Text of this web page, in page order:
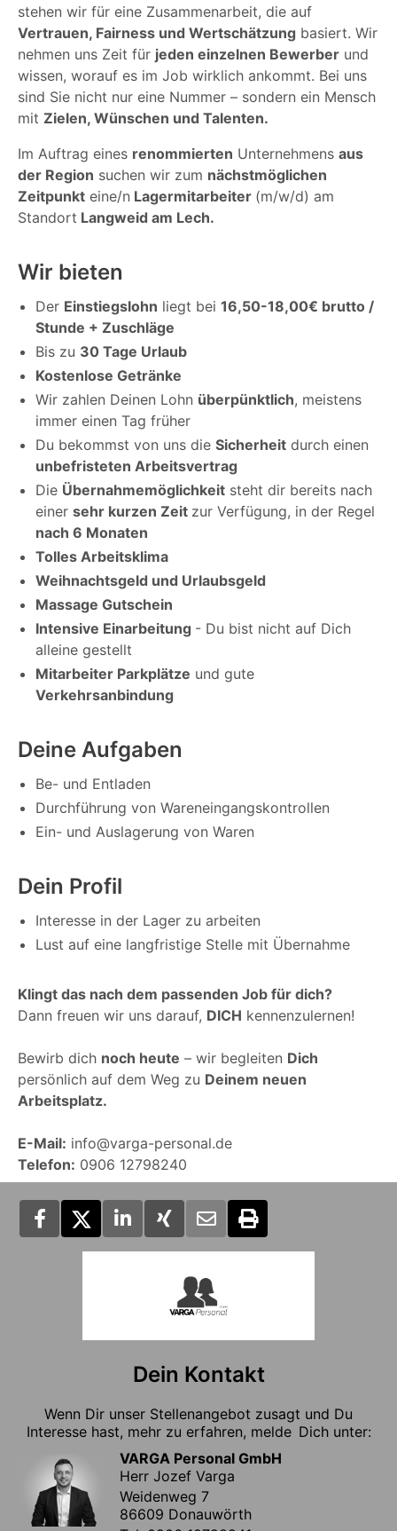
stehen wir für eine Zusammenarbeit, die auf
Vertrauen, Fairness und Wertschätzung basiert. Wir
nehmen uns Zeit für jeden einzelnen Bewerber und
wissen, worauf es im Job wirklich ankommt. Bei uns
sind Sie nicht nur eine Nummer – sondern ein Mensch
mit Zielen, Wünschen und Talenten.
Im Auftrag eines renommierten Unternehmens aus
der Region suchen wir zum nächstmöglichen
Zeitpunkt eine/n Lagermitarbeiter (m/w/d) am
Standort Langweid am Lech.
Wir bieten
Der Einstiegslohn liegt bei 16,50-18,00€ brutto /
Stunde + Zuschläge
Bis zu 30 Tage Urlaub
Kostenlose Getränke
Wir zahlen Deinen Lohn überpünktlich, meistens
immer einen Tag früher
Du bekommst von uns die Sicherheit durch einen
unbefristeten Arbeitsvertrag
Die Übernahmemöglichkeit steht dir bereits nach
einer sehr kurzen Zeit zur Verfügung, in der Regel
nach 6 Monaten
Tolles Arbeitsklima
Weihnachtsgeld und Urlaubsgeld
Massage Gutschein
Intensive Einarbeitung - Du bist nicht auf Dich
alleine gestellt
Mitarbeiter Parkplätze und gute
Verkehrsanbindung
Deine Aufgaben
Be- und Entladen
Durchführung von Wareneingangskontrollen
Ein- und Auslagerung von Waren
Dein Profil
Interesse in der Lager zu arbeiten
Lust auf eine langfristige Stelle mit Übernahme
Klingt das nach dem passenden Job für dich?
Dann freuen wir uns darauf, DICH kennenzulernen!
Bewirb dich noch heute – wir begleiten Dich
persönlich auf dem Weg zu Deinem neuen
Arbeitsplatz.
E-Mail: info@varga-personal.de
Telefon: 0906 12798240
Dein Kontakt
Wenn Dir unser Stellenangebot zusagt und Du
Interesse hast, mehr zu erfahren, melde Dich unter:
VARGA Personal GmbH
Herr Jozef Varga
Weidenweg 7
86609 Donauwörth